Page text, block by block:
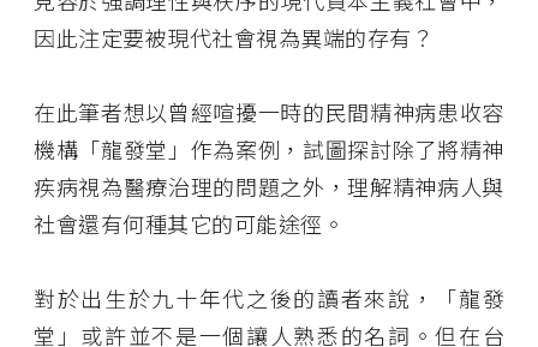
因此注定要被現代社會視為異端的存有？
在此筆者想以曾經喧擾一時的民間精神病患收容
機構「龍發堂」作為案例，試圖探討除了將精神
疾病視為醫療治理的問題之外，理解精神病人與
社會還有何種其它的可能途徑。
對於出生於九十年代之後的讀者來說，「龍發
堂」或許並不是一個讓人熟悉的名詞。但在台